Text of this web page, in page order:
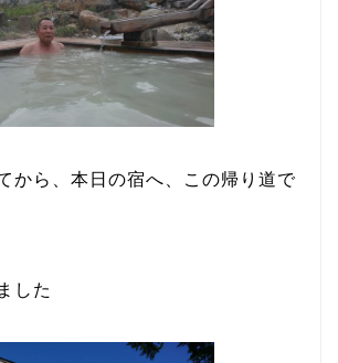
から、本日の宿へ、この帰り道で
した